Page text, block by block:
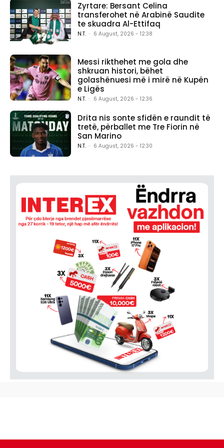
Zyrtare: Bersant Celina
transferohet në Arabinë Saudite
te skuadra Al-Ettifaq
N.T. - 6 August, 2026 - 12:38
Messi rikthehet me gola dhe
shkruan histori, bëhet
golashënuesi më i mirë në Kupën
e Ligës
N.T. - 6 August, 2026 - 12:36
Drita nis sonte sfidën e raundit të
tretë, përballet me Tre Fiorin në
San Marino
N.T. - 6 August, 2026 - 12:30